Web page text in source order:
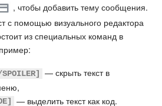
, чтобы добавить тему сообщения.
с помощью визуального редактора
из специальных команд в
— скрыть текст в
— выделить текст как код.